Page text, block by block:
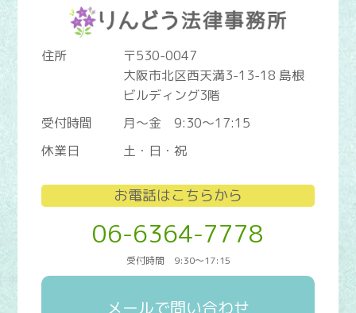
住所
〒530-0047
大阪市北区西天満3-13-18 島根
ビルディング3階
受付時間
月～金 9:30～17:15
休業日
土・日・祝
お電話はこちらから
06-6364-7778
受付時間 9:30～17:15
メールで問い合わせ